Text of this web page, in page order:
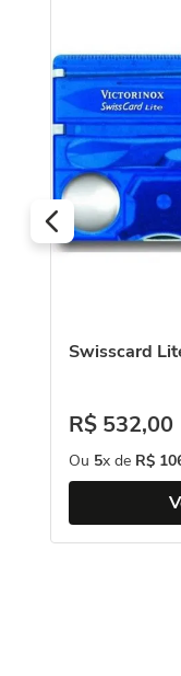
Swisscard
R$ 532,00
Ou 5x de R$